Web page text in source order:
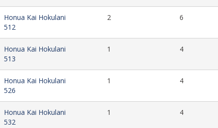
Honua Kai Hokulani
512
2 6
Honua Kai Hokulani
513
1 4
Honua Kai Hokulani
526
1 4
Honua Kai Hokulani
532
1 4